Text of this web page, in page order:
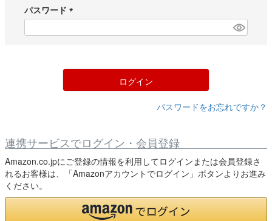
パスワード
必
ログイン
パスワードをお忘れですか？
連携サービスでログイン・会員登録
Amazon.co.jpにご登録の情報を利用してログインまたは会員登録さ
れるお客様は、「Amazonアカウントでログイン」ボタンよりお進み
ください。